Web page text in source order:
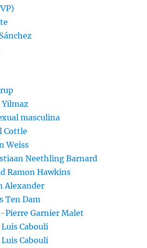
Yilmaz
masculina
Cottle
Weiss
Neethling Barnard
Ramon Hawkins
Alexander
Ten Dam
Pierre Garnier Malet
Cabouli
Cabouli